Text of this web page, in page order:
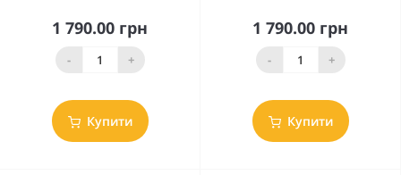
1 790.00 грн
- +
Купити
1 790.00 грн
- +
Купити